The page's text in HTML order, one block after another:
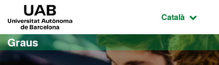
Ves al contingut principal
Ves a la navegació de la pàgina
Idioma
Català
Graus